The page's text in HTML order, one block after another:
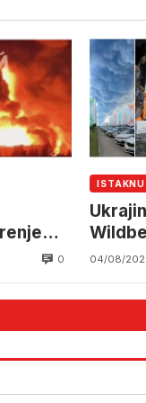
0
rusku
04/08/